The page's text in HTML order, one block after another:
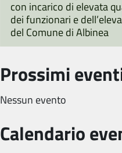
con incarico di elevata
dei funzionari e
del Comune di Albinea
Prossimi
Nessun evento
Calendario